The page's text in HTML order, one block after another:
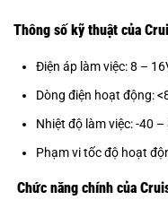
Thông số kỹ thuật của
Điện áp làm việc: 8 –
Dòng điện hoạt động:
Nhiệt độ làm việc: -40 –
Phạm vi tốc độ hoạt
Chức năng chính của